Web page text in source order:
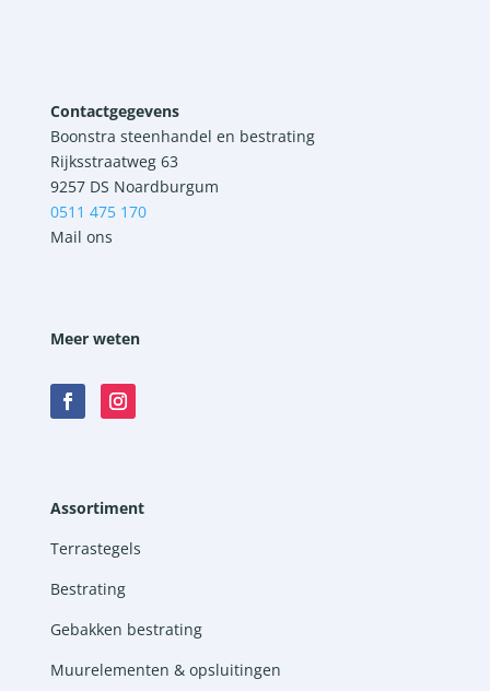
Contactgegevens
Boonstra steenhandel en bestrating
Rijksstraatweg 63
9257 DS Noardburgum
0511 475 170
Mail ons
Meer weten
Assortiment
Terrastegels
Bestrating
Gebakken bestrating
Muurelementen & opsluitingen